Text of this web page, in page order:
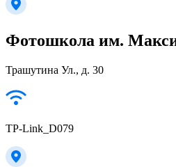
Фотошкола им.
Трашутина Ул., д. 30
TP-Link_D079